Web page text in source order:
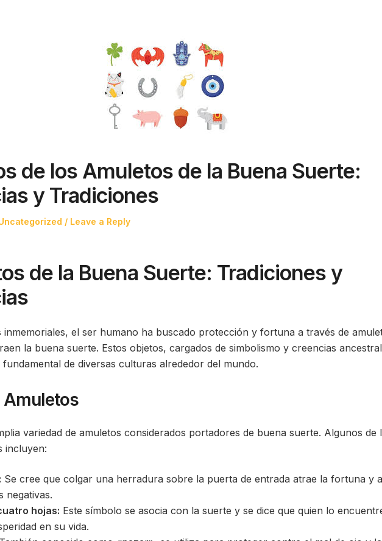
de los Amuletos de la Buena Suerte:
y Tradiciones
Leave a Reply
de la Buena Suerte: Tradiciones y
inmemoriales, el ser humano ha buscado protección y fortuna a través de
la buena suerte. Estos objetos, cargados de simbolismo y creencias
de diversas culturas alrededor del mundo.
Amuletos
variedad de amuletos considerados portadores de buena suerte. Algunos de
incluyen:
Se cree que colgar una herradura sobre la puerta de entrada atrae la fortuna y
negativas.
hojas: Este símbolo se asocia con la suerte y se dice que quien lo
en su vida.